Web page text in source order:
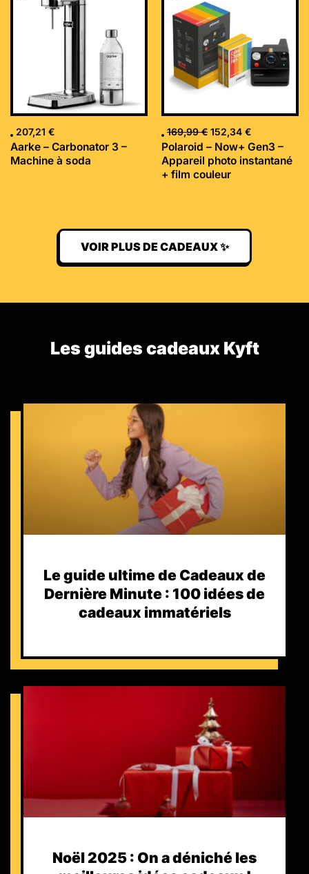
207,21 €
Aarke – Carbonator 3 –
Machine à soda
169,99€
initial
était :
169,99 €.
152,34 €
Polaroid – Now+ Gen3 –
Appareil photo instantané
+ film couleur
VOIR PLUS DE CADEAUX ✨
Les guides cadeaux Kyft​
Le guide ultime de Cadeaux de
Dernière Minute : 100 idées de
cadeaux immatériels
Noël 2025 : On a déniché les